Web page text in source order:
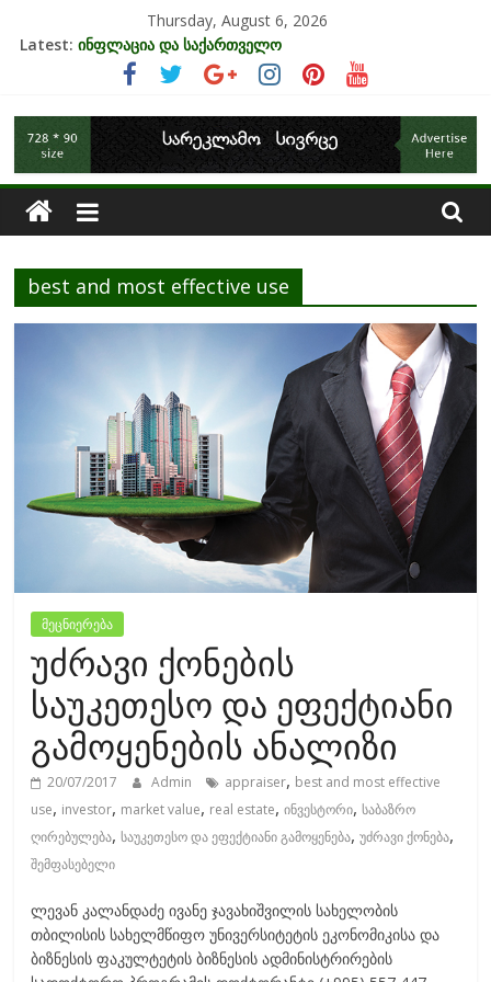
Thursday, August 6, 2026
Latest: ინფლაცია და საქართველო
კრიზისის ზეგავლენა ტურიზმის ინდუსტრიაზე
მიგრაციისა და ეკონომიკის ურთიერთკავშირი
EU-ის კანდიდატის სტატუსის ეკონომიკური სარგებელი
უძრავი ქონების ბაზარი საქართველოში
საქართველოს
ეკონომიკა
best and most effective use
მეცნიერება
უძრავი ქონების
საუკეთესო და ეფექტიანი
გამოყენების ანალიზი
20/07/2017 Admin appraiser, best and most effective
use, investor, market value, real estate,ინვესტორი,საბაზრო
ღირებულება,საუკეთესო და ეფექტიანი გამოყენება,უძრავი ქონება,
შემფასებელი
ლევან კალანდაძე ივანე ჯავახიშვილის სახელობის
თბილისის სახელმწიფო უნივერსიტეტის ეკონომიკისა და
ბიზნესის ფაკულტეტის ბიზნესის ადმინისტრირების